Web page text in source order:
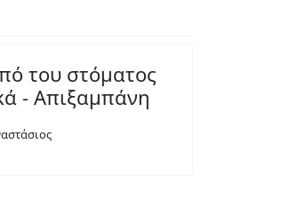
του στόματος
- Απιξαμπάνη